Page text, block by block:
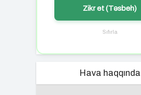
Zikr et (Təsbeh)
Sıfırla
Hava haqqında